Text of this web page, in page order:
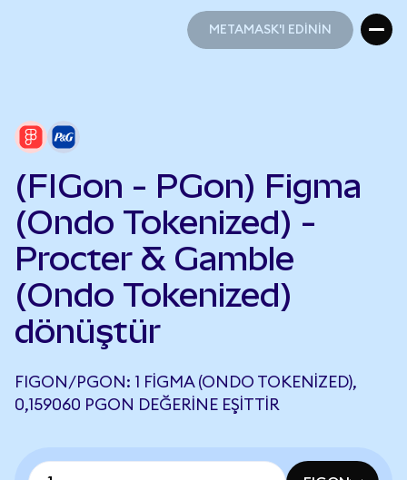
METAMASK'I EDİNİN
(FIGon - PGon) Figma
(Ondo Tokenized) -
Procter & Gamble
(Ondo Tokenized)
dönüştür
FIGON/PGON: 1 FIGMA (ONDO TOKENIZED),
0,159060 PGON DEĞERINE EŞITTIR